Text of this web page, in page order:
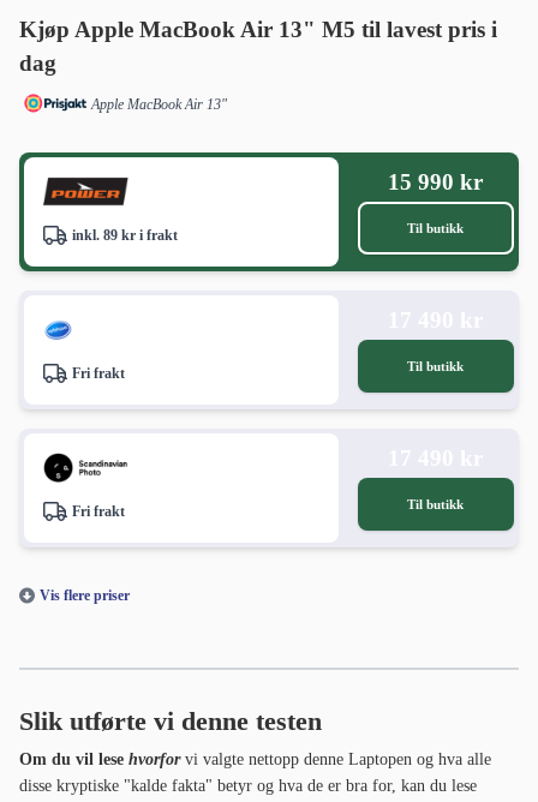
Kjøp Apple MacBook Air 13" M5 til lavest pris i
dag
Apple MacBook Air 13"
inkl. 89 kr i frakt
15 990 kr
Til butikk
Fri frakt Til butikk
Fri frakt Til butikk
Vis flere priser
Slik utførte vi denne testen
Om du vil lese hvorforvi valgte nettopp denne Laptopen og hva alle
disse kryptiske "kalde fakta" betyr og hva de er bra for, kan du lese